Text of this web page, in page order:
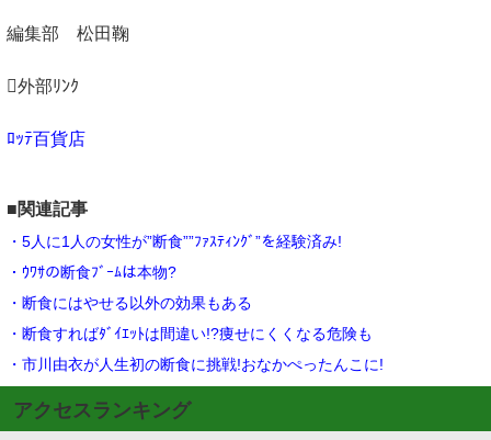
編集部 松田鞠
外部ﾘﾝｸ
ﾛｯﾃ百貨店
■関連記事
・5人に1人の女性が”断食””ﾌｧｽﾃｨﾝｸﾞ”を経験済み!
・ｳﾜｻの断食ﾌﾞｰﾑは本物?
・断食にはやせる以外の効果もある
・断食すればﾀﾞｲｴｯﾄは間違い!?痩せにくくなる危険も
・市川由衣が人生初の断食に挑戦!おなかぺったんこに!
アクセスランキング